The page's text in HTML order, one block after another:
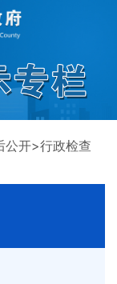
公开>行政检查